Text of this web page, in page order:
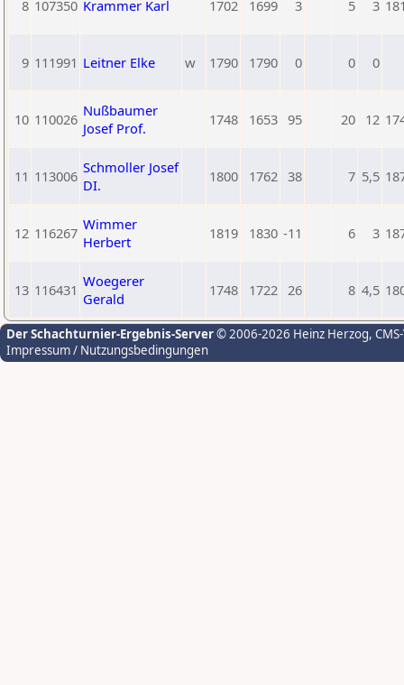
8 107350 Krammer Karl 1702 1699 3 5 3
9 111991 Leitner Elke w 1790 1790 0 0 0
10 110026 Nußbaumer
Josef Prof.
1748 1653 95 20 12
11 113006 Schmoller Josef
DI.
1800 1762 38 7 5,5
12 116267 Wimmer
Herbert
1819 1830 -11 6 3
13 116431 Woegerer
Gerald
1748 1722 26 8 4,5
Der Schachturnier-Ergebnis-Server© 2006-2026 Heinz Herzog,
Impressum / Nutzungsbedingungen